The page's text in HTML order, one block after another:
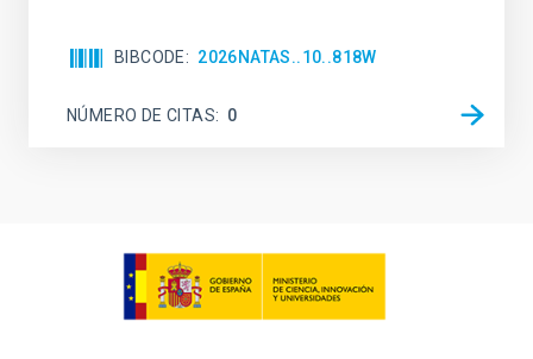
BIBCODE 2026NATAS..10..818W
NÚMERO DE CITAS 0